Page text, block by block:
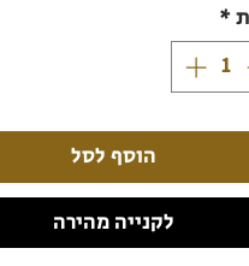
*
הוסף לסל
לקנייה מהירה